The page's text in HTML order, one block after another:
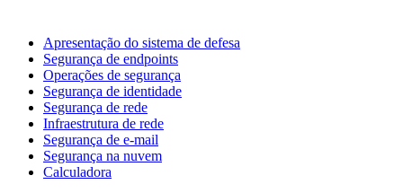
Apresentação do sistema de defesa
Segurança de endpoints
Operações de segurança
Segurança de identidade
Segurança de rede
Infraestrutura de rede
Segurança de e-mail
Segurança na nuvem
Calculadora